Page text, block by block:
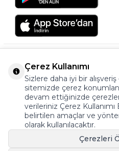
©2026 Tüm
Çerez Kullanımı
Sizlere daha iyi bir
sitemizde çerez
devam ettiğinizde
verileriniz Çerez
belirtilen amaçlar ve
olarak kullanılacaktır.
Çerezleri